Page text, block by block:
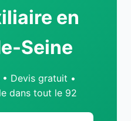
en
Seine
Devis gratuit •
dans tout le 92